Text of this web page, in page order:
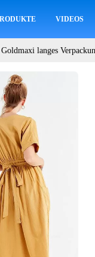
VIDEOS
Goldmaxi langes